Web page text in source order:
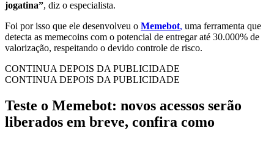
jogatina”, diz o especialista.
Foi por isso que ele desenvolveu o Memebot, uma ferramenta que
detecta as memecoins com o potencial de entregar até 30.000% de
valorização, respeitando o devido controle de risco.
CONTINUA DEPOIS DA PUBLICIDADE
CONTINUA DEPOIS DA PUBLICIDADE
Teste o Memebot: novos acessos serão
liberados em breve, confira como